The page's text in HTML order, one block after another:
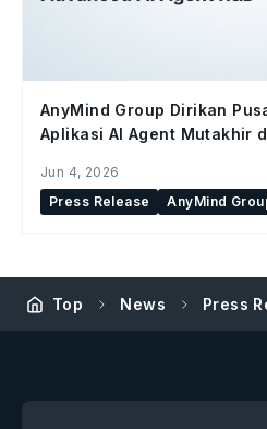
AnyMind Group Dirikan
Aplikasi AI Agent Mutakhir
Jun 4, 2026
Press Release
AnyMind
Top News Press